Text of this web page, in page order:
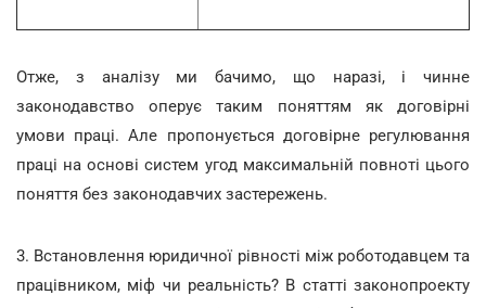
Отже, з аналізу ми бачимо, що наразі, і чинне
законодавство оперує таким поняттям як договірні
умови праці. Але пропонується договірне регулювання
праці на основі систем угод максимальній повноті цього
поняття без законодавчих застережень.
3. Встановлення юридичної рівності між роботодавцем та
працівником, міф чи реальність? В статті законопроекту